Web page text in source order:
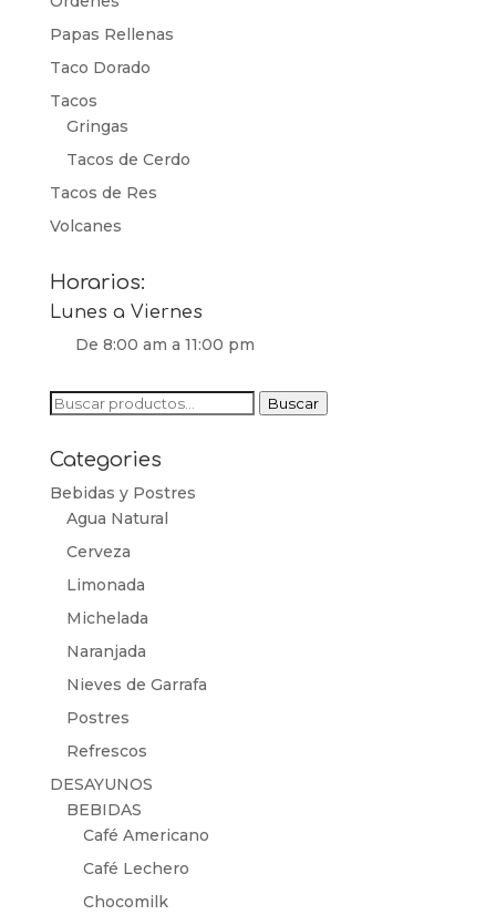
Papas Rellenas
Taco Dorado
Tacos
Gringas
Tacos de Cerdo
Tacos de Res
Volcanes
Horarios:
Lunes a Viernes
De 8:00 am a 11:00 pm
Buscar
Buscar
Categories
Bebidas y Postres
Agua Natural
Cerveza
Limonada
Michelada
Naranjada
Nieves de Garrafa
Postres
Refrescos
DESAYUNOS
BEBIDAS
Café Americano
Café Lechero
Chocomilk